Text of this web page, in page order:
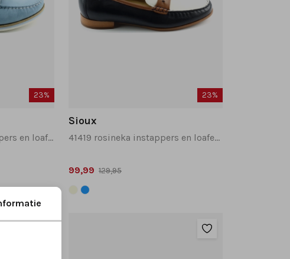
23%
416741 nakimba instappers en loafers lichtblauw
23%
Sioux
41419 rosineka instappers en loafers blauw combinatie
99,99 129,95